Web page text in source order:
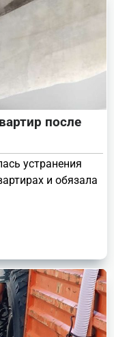
после
устранения
и обязала